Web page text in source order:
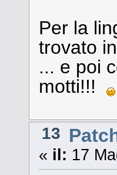
Per la
trovato
... e poi
motti!!!
13
« il: 17